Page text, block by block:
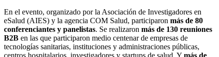
En el evento, organizado por la Asociación de Investigadores en
eSalud (AIES) y la agencia COM Salud, participaron más de 80
conferenciantes y panelistas. Se realizaron más de 130 reuniones
B2B en las que participaron medio centenar de empresas de
tecnologías sanitarias, instituciones y administraciones públicas,
centros hospitalarios, investigadores y startups de salud. Y más de